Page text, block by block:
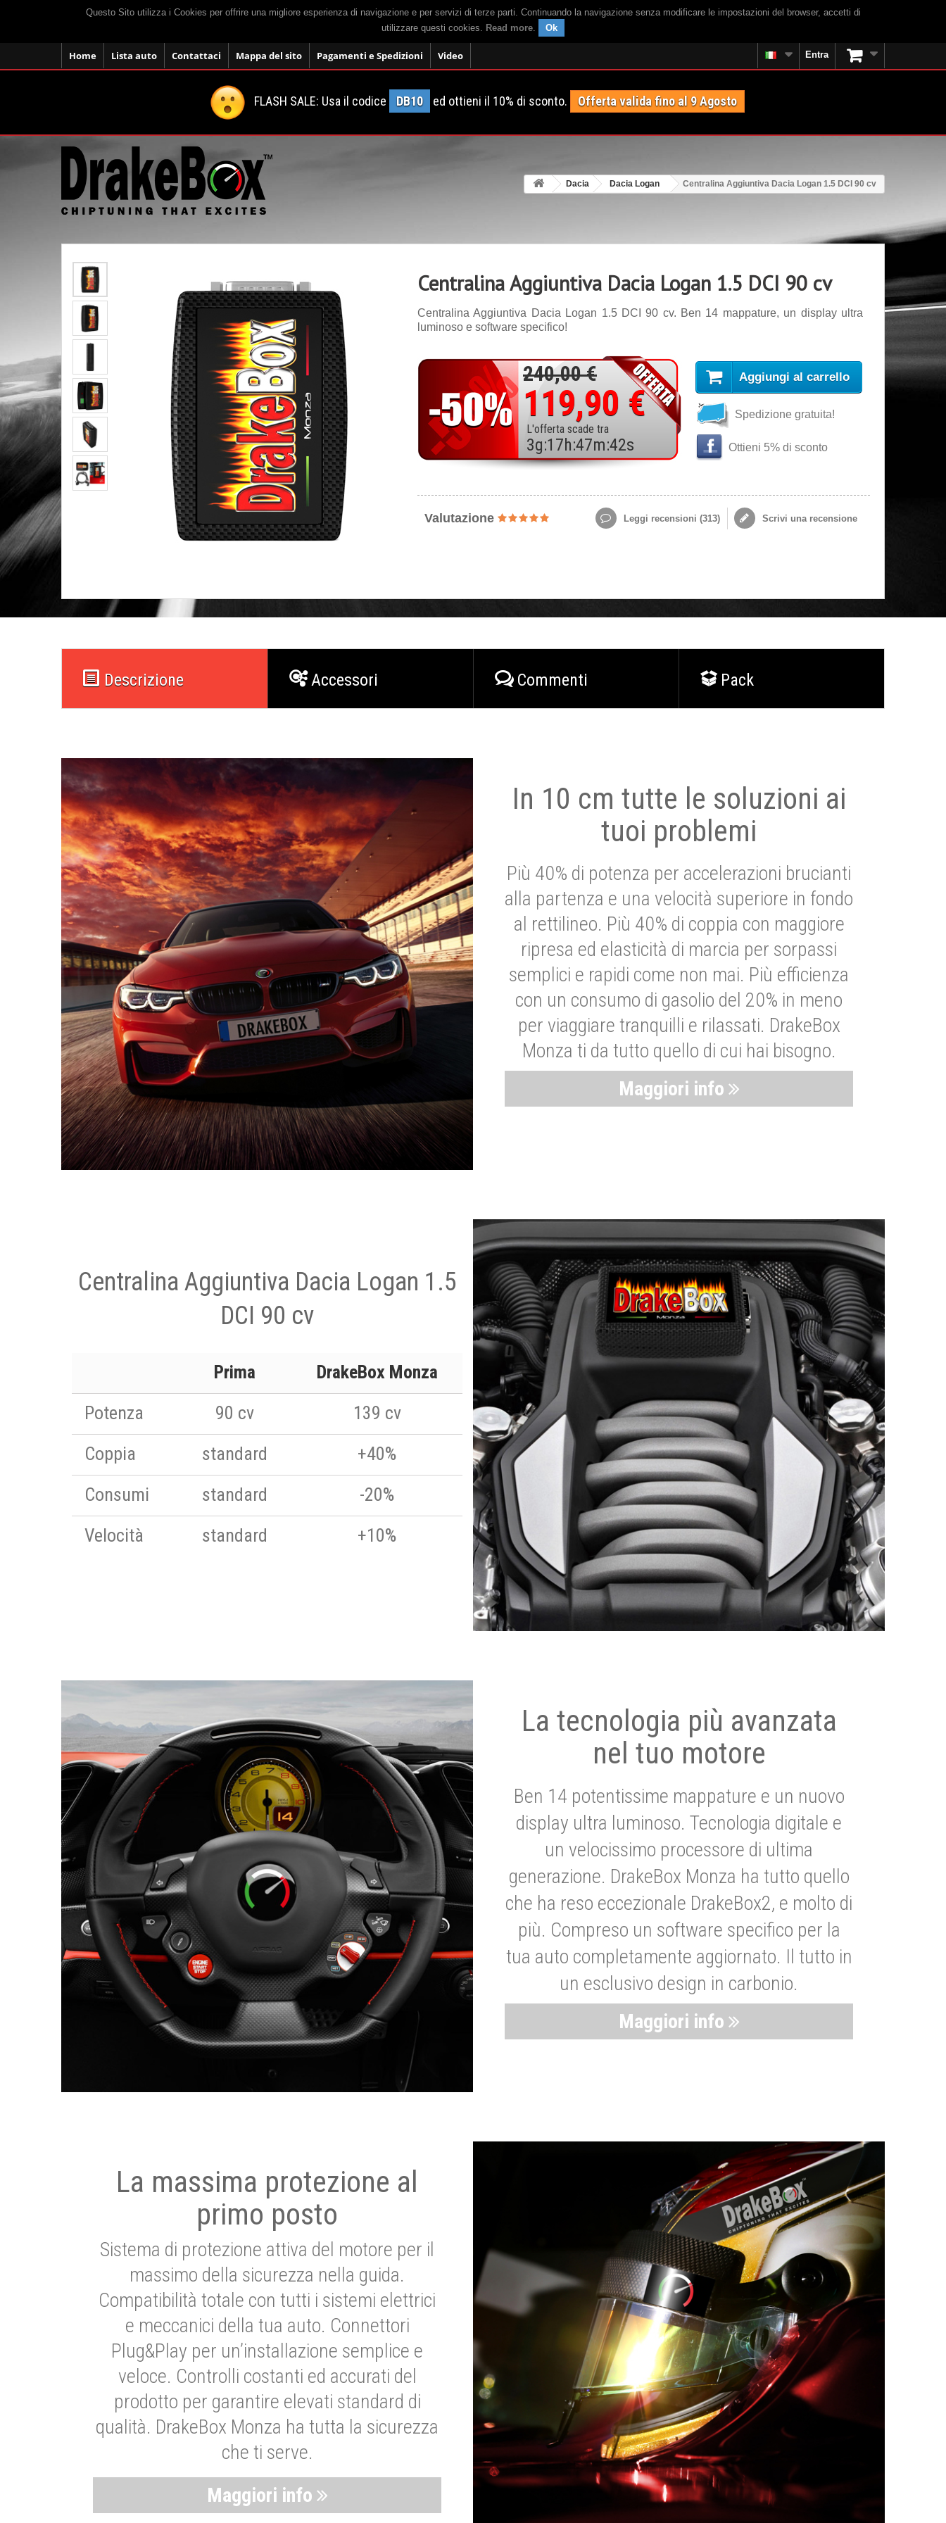
Questo Sito utilizza i Cookies per offrire una migliore esperienza di navigazione e per servizi di terze parti. Continuando la navigazione senza modificare le impostazioni del browser, accetti di
utilizzare questi cookies. Read more. Ok
Home Lista auto Contattaci Mappa del sito Pagamenti e Spedizioni Video Entra
FLASH SALE: Usa il codice DB10 ed ottieni il 10% di sconto. Offerta valida fino al 9 Agosto
Dacia Dacia Logan Centralina Aggiuntiva Dacia Logan 1.5 DCI 90 cv
Centralina Aggiuntiva Dacia Logan 1.5 DCI 90 cv
Centralina Aggiuntiva Dacia Logan 1.5 DCI 90 cv. Ben 14 mappature, un display ultra
luminoso e software specifico!
240,00 €
119,90 €
L'offerta scade tra
3g:17h:47m:40s
Aggiungi al carrello
Spedizione gratuita!
Ottieni 5% di sconto
Valutazione Leggi recensioni (313) Scrivi una recensione
Descrizione Accessori Commenti Pack
In 10 cm tutte le soluzioni ai
tuoi problemi
Più 40% di potenza per accelerazioni brucianti
alla partenza e una velocità superiore in fondo
al rettilineo. Più 40% di coppia con maggiore
ripresa ed elasticità di marcia per sorpassi
semplici e rapidi come non mai. Più efficienza
con un consumo di gasolio del 20% in meno
per viaggiare tranquilli e rilassati. DrakeBox
Monza ti da tutto quello di cui hai bisogno.
Maggiori info
Centralina Aggiuntiva Dacia Logan 1.5
DCI 90 cv
Prima
DrakeBox Monza
Potenza
90 cv
139 cv
Coppia
standard
+40%
Consumi
standard
-20%
Velocità
standard +10%
La tecnologia più avanzata
nel tuo motore
Ben 14 potentissime mappature e un nuovo
display ultra luminoso. Tecnologia digitale e
un velocissimo processore di ultima
generazione. DrakeBox Monza ha tutto quello
che ha reso eccezionale DrakeBox2, e molto di
più. Compreso un software specifico per la
tua auto completamente aggiornato. Il tutto in
un esclusivo design in carbonio.
Maggiori info
La massima protezione al
primo posto
Sistema di protezione attiva del motore per il
massimo della sicurezza nella guida.
Compatibilità totale con tutti i sistemi elettrici
e meccanici della tua auto. Connettori
Plug&Play per un’installazione semplice e
veloce. Controlli costanti ed accurati del
prodotto per garantire elevati standard di
qualità. DrakeBox Monza ha tutta la sicurezza
che ti serve.
Maggiori info